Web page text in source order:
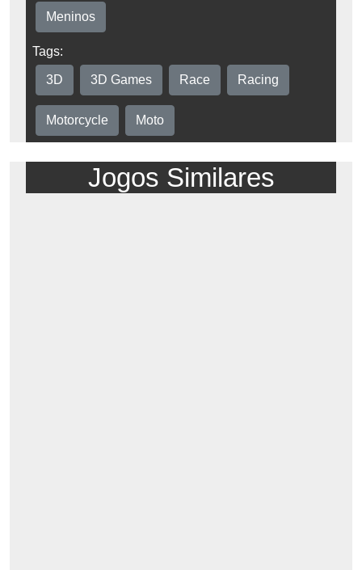
Meninos
Tags:
3D 3D Games Race Racing
Motorcycle Moto
Jogos Similares